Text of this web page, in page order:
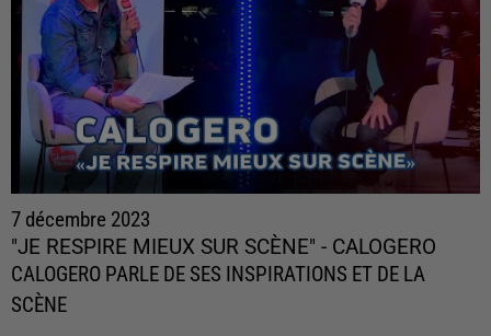
7 décembre 2023
"JE RESPIRE MIEUX SUR SCÈNE" - CALOGERO
CALOGERO PARLE DE SES INSPIRATIONS ET DE LA
SCÈNE